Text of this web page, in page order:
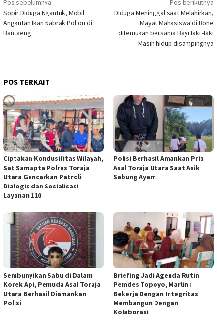
Navigasi
pos
Pos sebelumnya
Sopir Diduga Ngantuk, Mobil
Angkutan Ikan Nabrak Pohon di
Bantaeng
Pos berikutnya
Diduga Meninggal saat Melahirkan,
Mayat Mahasiswa di Bone
ditemukan bersama Bayi laki -laki
Masih hidup disampingnya
POS TERKAIT
Ciptakan Kondusifitas Wilayah,
Sat Samapta Polres Toraja
Utara Gencarkan Patroli
Dialogis dan Sosialisasi
Layanan 110
Polisi Berhasil Amankan Pria
Asal Toraja Utara Saat Asik
Sabung Ayam
Sembunyikan Sabu di Dalam
Korek Api, Pemuda Asal Toraja
Utara Berhasil Diamankan
Polisi
Briefing Jadi Agenda Rutin
Pemdes Topoyo, Marlin :
Bekerja Dengan Integritas
Membangun Dengan
Kolaborasi